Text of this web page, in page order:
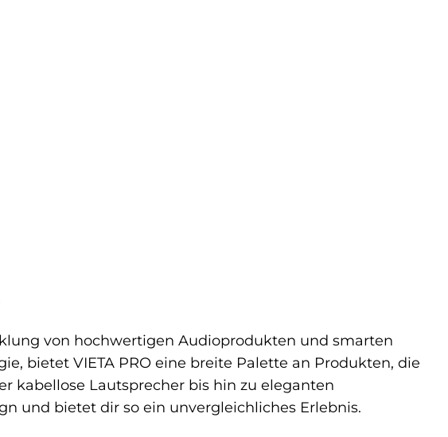
von hochwertigen Audioprodukten und smarten
bietet VIETA PRO eine breite Palette an Produkten, die
kabellose Lautsprecher bis hin zu eleganten
und bietet dir so ein unvergleichliches Erlebnis.